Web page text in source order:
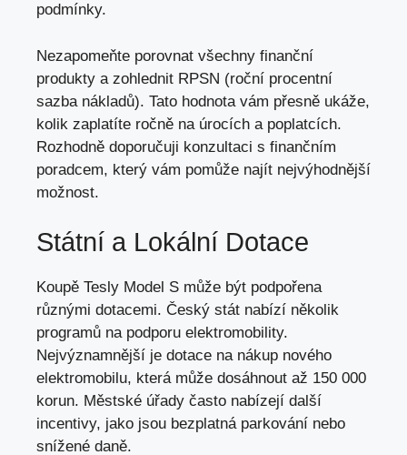
podmínky.
Nezapomeňte porovnat všechny finanční
produkty a zohlednit RPSN (roční procentní
sazba nákladů). Tato hodnota vám přesně ukáže,
kolik zaplatíte ročně na úrocích a poplatcích.
Rozhodně doporučuji konzultaci s finančním
poradcem, který vám pomůže najít nejvýhodnější
možnost.
Státní a Lokální Dotace
Koupě Tesly Model S může být podpořena
různými dotacemi. Český stát nabízí několik
programů na podporu elektromobility.
Nejvýznamnější je dotace na nákup nového
elektromobilu, která může dosáhnout až 150 000
korun. Městské úřady často nabízejí další
incentivy, jako jsou bezplatná parkování nebo
snížené daně.